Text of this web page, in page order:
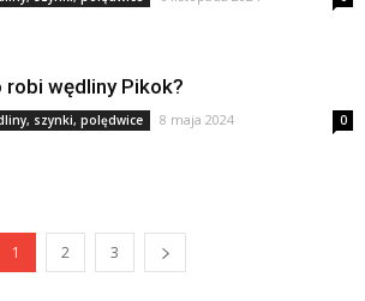
robi wędliny Pikok?
szynki, polędwice 8 maja 2024 0
1 2 3